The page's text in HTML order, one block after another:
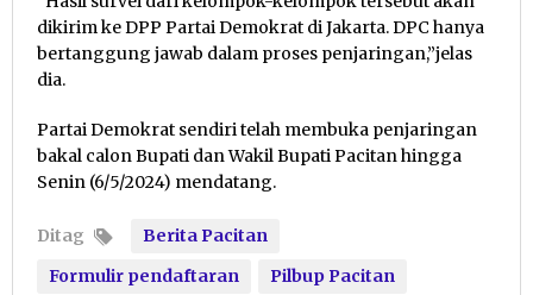
dikirim ke DPP Partai Demokrat di Jakarta. DPC hanya
bertanggung jawab dalam proses penjaringan,”jelas
dia.
Partai Demokrat sendiri telah membuka penjaringan
bakal calon Bupati dan Wakil Bupati Pacitan hingga
Senin (6/5/2024) mendatang.
Ditag
Berita Pacitan
Formulir pendaftaran
Pilbup Pacitan